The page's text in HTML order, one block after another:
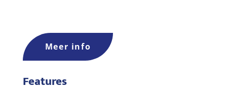
Meer info
Features